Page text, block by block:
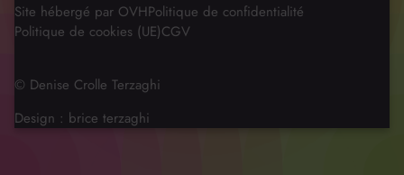
Site hébergé par OVHPolitique de confidentialité
Politique de cookies (UE)CGV
© Denise Crolle Terzaghi
Design : brice terzaghi